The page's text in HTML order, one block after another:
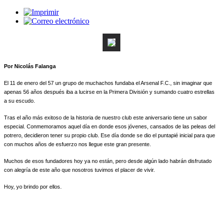
Por Nicolás Falanga
El 11 de enero del 57 un grupo de muchachos fundaba el Arsenal F.C., sin imaginar que
apenas 56 años después iba a lucirse en la Primera División y sumando cuatro estrellas
a su escudo.
Tras el año más exitoso de la historia de nuestro club este aniversario tiene un sabor
especial. Conmemoramos aquel día en donde esos jóvenes, cansados de las peleas del
potrero, decidieron tener su propio club. Ese día donde se dio el puntapié inicial para que
con muchos años de esfuerzo nos llegue este gran presente.
Muchos de esos fundadores hoy ya no están, pero desde algún lado habrán disfrutado
con alegría de este año que nosotros tuvimos el placer de vivir.
Hoy, yo brindo por ellos.